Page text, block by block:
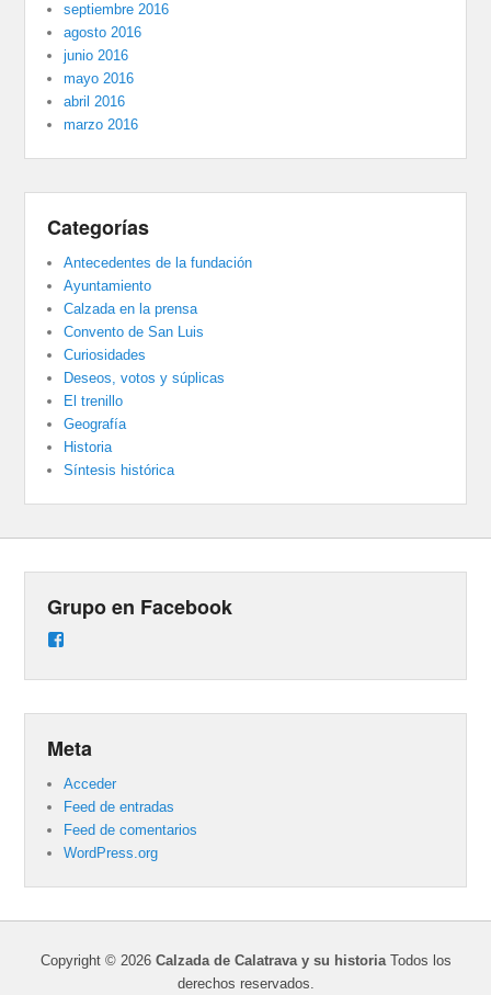
septiembre 2016
agosto 2016
junio 2016
mayo 2016
abril 2016
marzo 2016
Categorías
Antecedentes de la fundación
Ayuntamiento
Calzada en la prensa
Convento de San Luis
Curiosidades
Deseos, votos y súplicas
El trenillo
Geografía
Historia
Síntesis histórica
Grupo en Facebook
en
Meta
Acceder
Feed de entradas
Feed de comentarios
WordPress.org
Copyright © 2026 Calzada de Calatrava y su historiaTodos los
derechos reservados.